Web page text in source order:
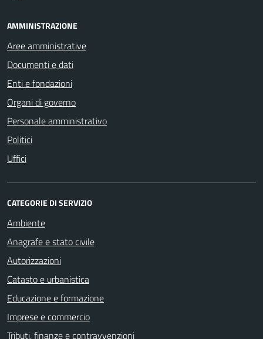
AMMINISTRAZIONE
Aree amministrative
Documenti e dati
Enti e fondazioni
Organi di governo
Personale amministrativo
Politici
Uffici
CATEGORIE DI SERVIZIO
Ambiente
Anagrafe e stato civile
Autorizzazioni
Catasto e urbanistica
Educazione e formazione
Imprese e commercio
Tributi, finanze e contravvenzioni